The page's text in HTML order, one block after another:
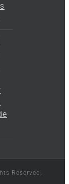
Reserved.